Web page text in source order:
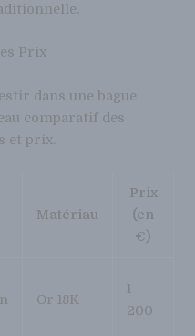
Prix
dans une bague
comparatif des
et prix.
Matériau
Prix
(en
€)
Or 18K
1
200